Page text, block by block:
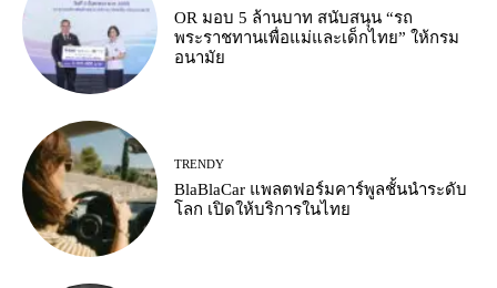
OR มอบ 5 ล้านบาท สนับสนุน “รถ
พระราชทานเพื่อแม่และเด็กไทย” ให้กรม
อนามัย
TRENDY
BlaBlaCar แพลตฟอร์มคาร์พูลชั้นนำระดับ
โลก เปิดให้บริการในไทย